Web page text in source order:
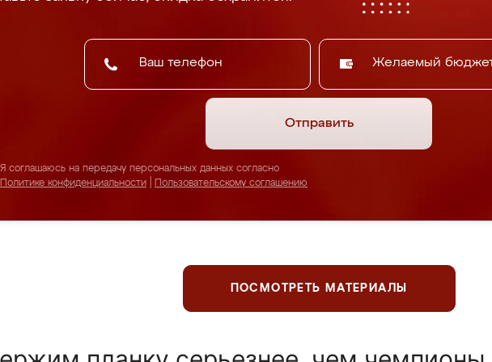
Желаемый
Отправить
Я соглашаюсь на передачу персональных данных согласно
Политике конфиденциальности
Пользовательскому соглашению
ПОСМОТРЕТЬ МАТЕРИАЛЫ